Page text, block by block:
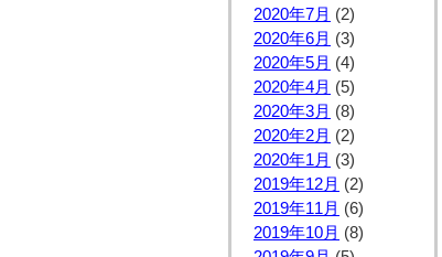
2020年7月 (2)
2020年6月 (3)
2020年5月 (4)
2020年4月 (5)
2020年3月 (8)
2020年2月 (2)
2020年1月 (3)
2019年12月 (2)
2019年11月 (6)
2019年10月 (8)